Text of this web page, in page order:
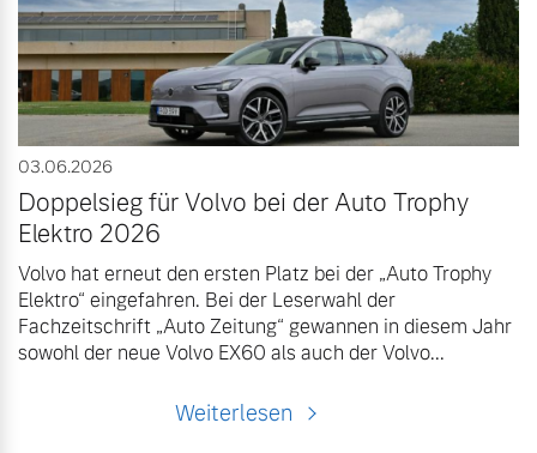
03.06.2026
Doppelsieg für Volvo bei der Auto Trophy
Elektro 2026
Volvo hat erneut den ersten Platz bei der „Auto Trophy
Elektro“ eingefahren. Bei der Leserwahl der
Fachzeitschrift „Auto Zeitung“ gewannen in diesem Jahr
sowohl der neue Volvo EX60 als auch der Volvo...
Weiterlesen